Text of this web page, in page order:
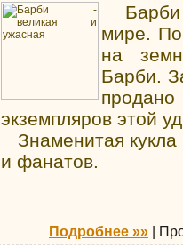
Барби
мире. По
на
Барби.
экземпляров этой
Знаменитая кукла
и фанатов.
Подробнее »» |